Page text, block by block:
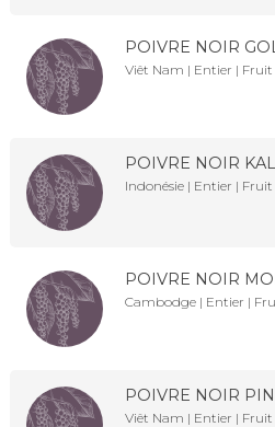
POIVRE NOIR
Viêt Nam | Entier | Fruit
POIVRE NOIR
Indonésie | Entier | Fruit
POIVRE NOIR
Cambodge | Entier |
POIVRE NOIR
Viêt Nam | Entier | Fruit